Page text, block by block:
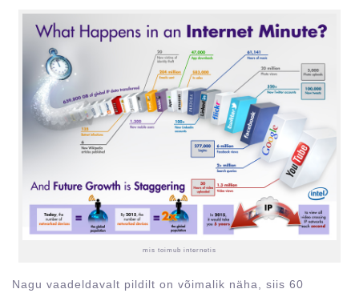
mis toimub internetis
Nagu vaadeldavalt pildilt on võimalik näha, siis 60